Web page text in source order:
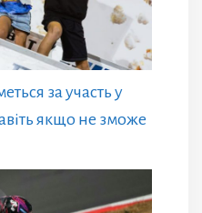
за участь у
якщо не зможе